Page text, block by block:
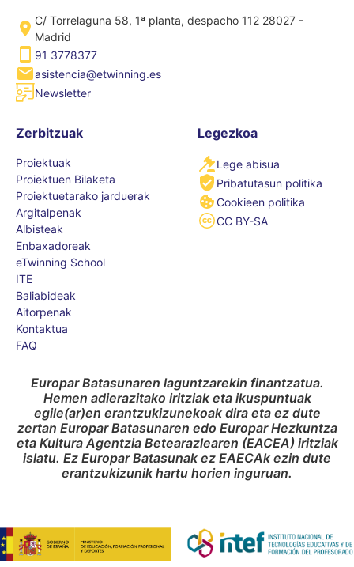
C/ Torrelaguna 58, 1ª planta, despacho 112 28027 -
Madrid
91 3778377
asistencia@etwinning.es
Newsletter
Zerbitzuak
Proiektuak
Proiektuen Bilaketa
Proiektuetarako jarduerak
Argitalpenak
Albisteak
Enbaxadoreak
eTwinning School
ITE
Baliabideak
Aitorpenak
Kontaktua
FAQ
Legezkoa
Lege abisua
Pribatutasun politika
Cookieen politika
CC BY-SA
Europar Batasunaren laguntzarekin finantzatua.
Hemen adierazitako iritziak eta ikuspuntuak
egile(ar)en erantzukizunekoak dira eta ez dute
zertan Europar Batasunaren edo Europar Hezkuntza
eta Kultura Agentzia Betearazlearen (EACEA) iritziak
islatu. Ez Europar Batasunak ez EAECAk ezin dute
erantzukizunik hartu horien inguruan.